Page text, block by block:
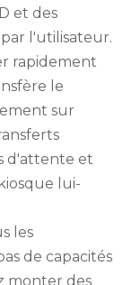
et des
l'utilisateur.
rapidement
le
sur
d'attente et
lui-
les
de capacités
monter des